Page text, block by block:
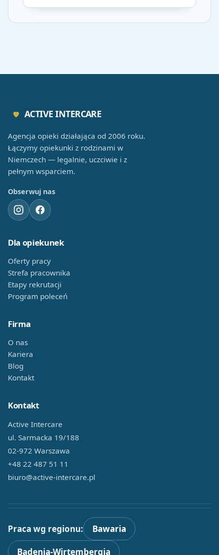
ACTIVE INTERCARE
Agencja opieki działająca od 2006 roku.
Łączymy opiekunki z rodzinami w
Niemczech — legalnie, uczciwie i z
pełnym wsparciem.
Obserwuj nas
Dla opiekunek
Oferty pracy
Strefa pracownika
Etapy rekrutacji
Program poleceń
Firma
O nas
Kariera
Blog
Kontakt
Kontakt
Active Intercare
ul. Sarmacka 19/188
02-972 Warszawa
+48 22 487 51 11
biuro@active-intercare.pl
Praca wg regionu: Bawaria
Badenia-Wirtembergia